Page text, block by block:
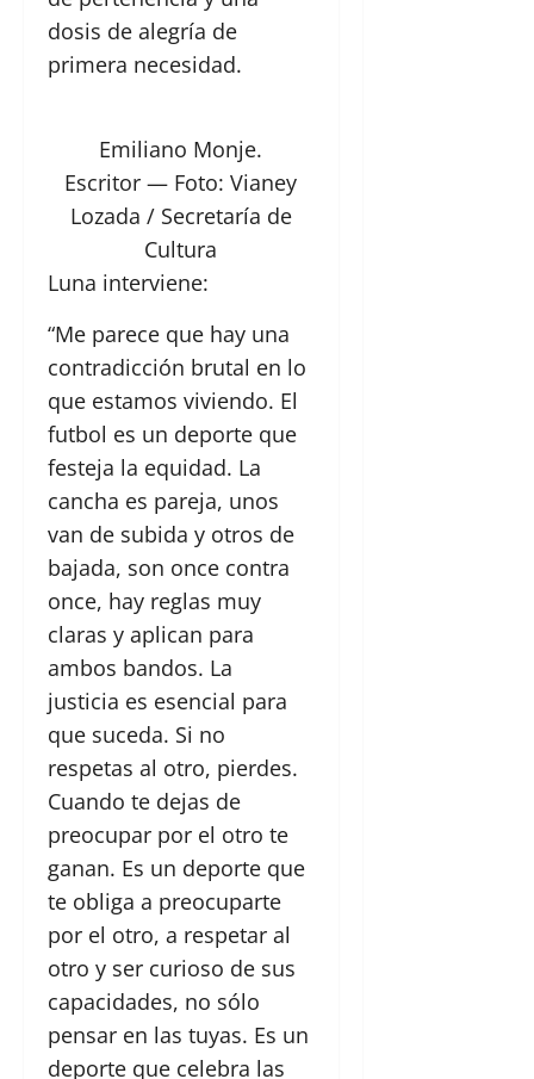
dosis de alegría de
primera necesidad.
Emiliano Monje.
Escritor — Foto: Vianey
Lozada / Secretaría de
Cultura
Luna interviene:
“Me parece que hay una
contradicción brutal en lo
que estamos viviendo. El
futbol es un deporte que
festeja la equidad. La
cancha es pareja, unos
van de subida y otros de
bajada, son once contra
once, hay reglas muy
claras y aplican para
ambos bandos. La
justicia es esencial para
que suceda. Si no
respetas al otro, pierdes.
Cuando te dejas de
preocupar por el otro te
ganan. Es un deporte que
te obliga a preocuparte
por el otro, a respetar al
otro y ser curioso de sus
capacidades, no sólo
pensar en las tuyas. Es un
deporte que celebra las